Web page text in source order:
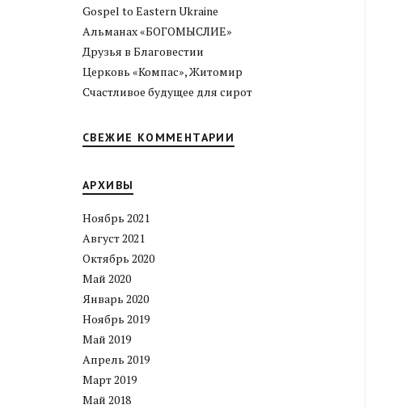
Gospel to Eastern Ukraine
Альманах «БОГОМЫСЛИЕ»
Друзья в Благовестии
Церковь «Компас», Житомир
Счастливое будущее для сирот
СВЕЖИЕ КОММЕНТАРИИ
АРХИВЫ
Ноябрь 2021
Август 2021
Октябрь 2020
Май 2020
Январь 2020
Ноябрь 2019
Май 2019
Апрель 2019
Март 2019
Май 2018